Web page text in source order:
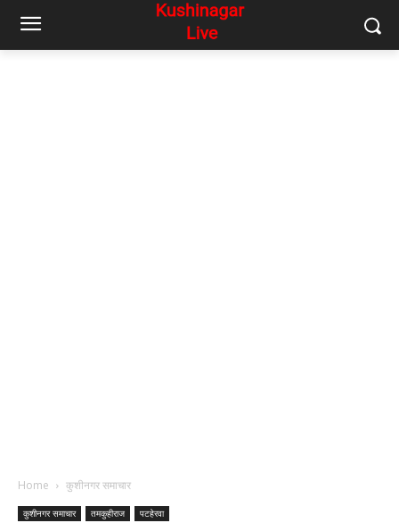
Home कुशीनगर समाचार
कुशीनगर समाचार तमकुहीराज पटहेरवा